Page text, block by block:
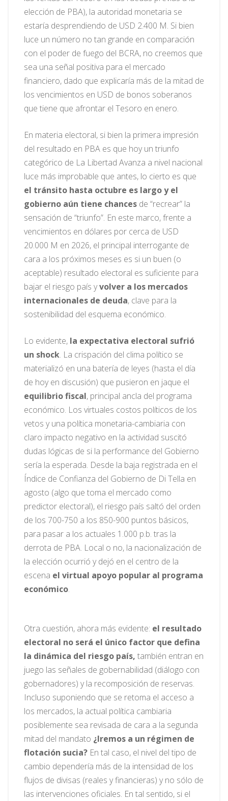
elección de PBA), la autoridad monetaria se
estaría desprendiendo de USD 2.400 M. Si bien
luce un número no tan grande en comparación
con el poder de fuego del BCRA, no creemos que
sea una señal positiva para el mercado
financiero, dado que explicaría más de la mitad de
los vencimientos en USD de bonos soberanos
que tiene que afrontar el Tesoro en enero.
En materia electoral, si bien la primera impresión
del resultado en PBA es que hoy un triunfo
categórico de La Libertad Avanza a nivel nacional
luce más improbable que antes, lo cierto es que
el tránsito hasta octubre es largo y el
gobierno aún tiene chances de “recrear” la
sensación de “triunfo”. En este marco, frente a
vencimientos en dólares por cerca de USD
20.000 M en 2026, el principal interrogante de
cara a los próximos meses es si un buen (o
aceptable) resultado electoral es suficiente para
bajar el riesgo país yvolver a los mercados
internacionales de deuda, clave para la
sostenibilidad del esquema económico.
Lo evidente, la expectativa electoral sufrió
un shock. La crispación del clima político se
materializó en una batería de leyes (hasta el día
de hoy en discusión) que pusieron en jaque el
equilibrio fiscal, principal ancla del programa
económico. Los virtuales costos políticos de los
vetos y una política monetaria-cambiaria con
claro impacto negativo en la actividad suscitó
dudas lógicas de si la performance del Gobierno
sería la esperada. Desde la baja registrada en el
Índice de Confianza del Gobierno de Di Tella en
agosto (algo que toma el mercado como
predictor electoral), el riesgo país saltó del orden
de los 700-750 a los 850-900 puntos básicos,
para pasar a los actuales 1.000 p.b. tras la
derrota de PBA. Local o no, la nacionalización de
la elección ocurrió y dejó en el centro de la
escena el virtual apoyo popular al programa
económico.
Otra cuestión, ahora más evidente: el resultado
electoral no será el único factor que defina
la dinámica del riesgo país, también entran en
juego las señales de gobernabilidad (diálogo con
gobernadores) y la recomposición de reservas.
Incluso suponiendo que se retoma el acceso a
los mercados, la actual política cambiaria
posiblemente sea revisada de cara a la segunda
mitad del mandato ¿Iremos a un régimen de
flotación sucia? En tal caso, el nivel del tipo de
cambio dependería más de la intensidad de los
flujos de divisas (reales y financieras) y no sólo de
las intervenciones oficiales. En tal sentido, si el